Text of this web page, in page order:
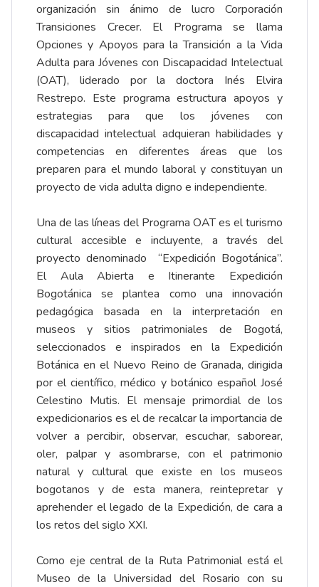
organización sin ánimo de lucro Corporación
Transiciones Crecer. El Programa se llama
Opciones y Apoyos para la Transición a la Vida
Adulta para Jóvenes con Discapacidad Intelectual
(OAT), liderado por la doctora Inés Elvira
Restrepo. Este programa estructura apoyos y
estrategias para que los jóvenes con
discapacidad intelectual adquieran habilidades y
competencias en diferentes áreas que los
preparen para el mundo laboral y constituyan un
proyecto de vida adulta digno e independiente.
Una de las líneas del Programa OAT es el turismo
cultural accesible e incluyente, a través del
proyecto denominado “Expedición Bogotánica”.
El Aula Abierta e Itinerante Expedición
Bogotánica se plantea como una innovación
pedagógica basada en la interpretación en
museos y sitios patrimoniales de Bogotá,
seleccionados e inspirados en la Expedición
Botánica en el Nuevo Reino de Granada, dirigida
por el científico, médico y botánico español José
Celestino Mutis. El mensaje primordial de los
expedicionarios es el de recalcar la importancia de
volver a percibir, observar, escuchar, saborear,
oler, palpar y asombrarse, con el patrimonio
natural y cultural que existe en los museos
bogotanos y de esta manera, reintepretar y
aprehender el legado de la Expedición, de cara a
los retos del siglo XXI.
Como eje central de la Ruta Patrimonial está el
Museo de la Universidad del Rosario con su